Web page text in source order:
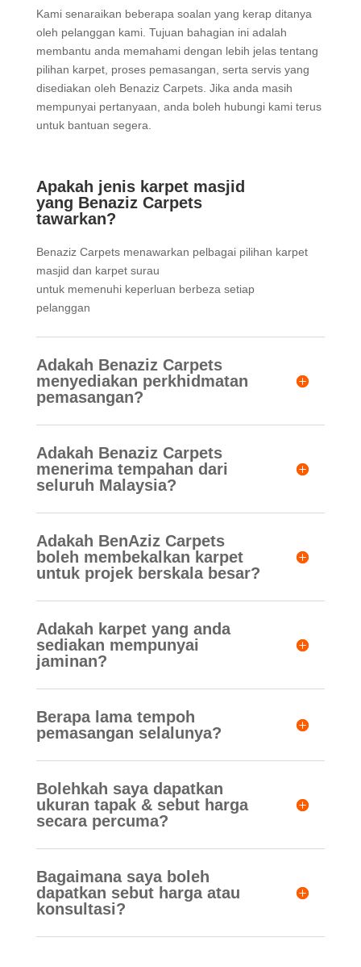
Kami senaraikan beberapa soalan yang kerap ditanya
oleh pelanggan kami. Tujuan bahagian ini adalah
membantu anda memahami dengan lebih jelas tentang
pilihan karpet, proses pemasangan, serta servis yang
disediakan oleh Benaziz Carpets. Jika anda masih
mempunyai pertanyaan, anda boleh hubungi kami terus
untuk bantuan segera.
Apakah jenis karpet masjid
yang Benaziz Carpets
tawarkan?
Benaziz Carpets menawarkan pelbagai pilihan karpet
masjid dan karpet surau
untuk memenuhi keperluan berbeza setiap
pelanggan
Adakah Benaziz Carpets
menyediakan perkhidmatan
pemasangan?
Adakah Benaziz Carpets
menerima tempahan dari
seluruh Malaysia?
Adakah BenAziz Carpets
boleh membekalkan karpet
untuk projek berskala besar?
Adakah karpet yang anda
sediakan mempunyai
jaminan?
Berapa lama tempoh
pemasangan selalunya?
Bolehkah saya dapatkan
ukuran tapak & sebut harga
secara percuma?
Bagaimana saya boleh
dapatkan sebut harga atau
konsultasi?